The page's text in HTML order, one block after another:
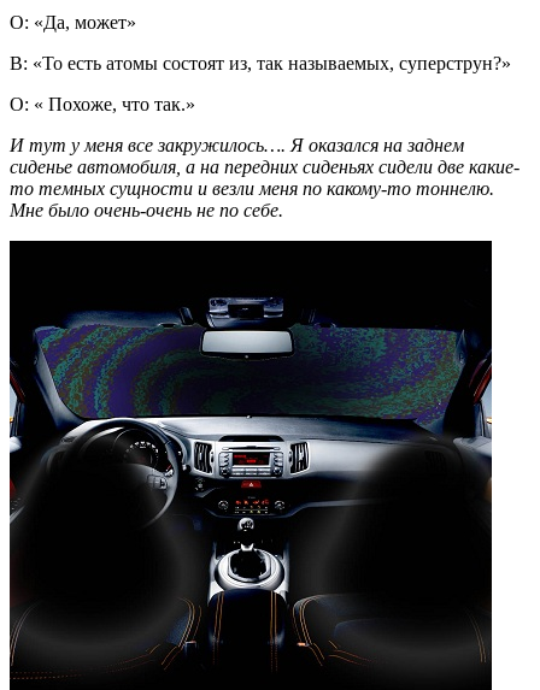
О: «Да, может»
В: «То есть атомы состоят из, так называемых, суперструн?»
О: « Похоже, что так.»
И тут у меня все закружилось…. Я оказался на заднем
сиденье автомобиля, а на передних сиденьях сидели две какие-
то темных сущности и везли меня по какому-то тоннелю.
Мне было очень-очень не по себе.